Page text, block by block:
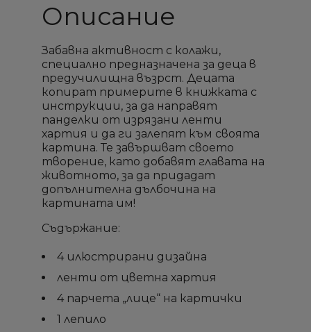
Добави към списък с
желани продукти
Създай списък
Име на списък
Sign in
Необходимо е да влезете с във Вашия профил
за да добавите продукта в списъка с желание
продукти
Добави към списък с
желани продукти
Създай списък
Име на списък
Sign in
Необходимо е да влезете с във Вашия профил
за да добавите продукта в списъка с желание
продукти
Описание
Забавна активност с колажи,
специално предназначена за деца в
предучилищна възрст. Децата
копират примерите в книжката с
инструкции, за да направят
панделки от изрязани ленти
хартия и да ги залепят към своята
картина. Те завършват своето
творение, като добавят главата на
животното, за да придадат
допълнителна дълбочина на
картината им!
Съдържание:
4 илюстрирани дизайна
ленти от цветна хартия
4 парчета „лице“ на картички
1 лепило